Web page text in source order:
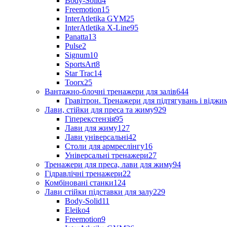
Freemotion15
InterAtletika GYM25
InterAtletika X-Line95
Panatta13
Pulse2
Signum10
SportsArt8
Star Trac14
Toorx25
Вантажно-блочні тренажери для залів644
Гравітрон. Тренажери для підтягувань і
Лави, стійки для преса та жиму929
Гіперекстензія95
Лави для жиму127
Лави універсальні42
Столи для армреслінгу16
Універсальні тренажери27
Тренажери для преса, лави для жиму94
Гідравлічні тренажери22
Комбіновані станки124
Лави стійки підставки для залу229
Body-Solid11
Eleiko4
Freemotion9